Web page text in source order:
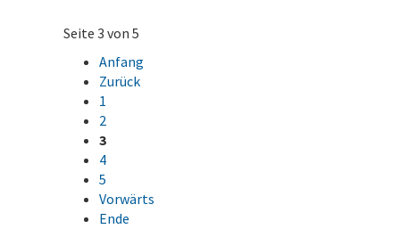
Seite 3 von 5
Anfang
Zurück
1
2
3
4
5
Vorwärts
Ende